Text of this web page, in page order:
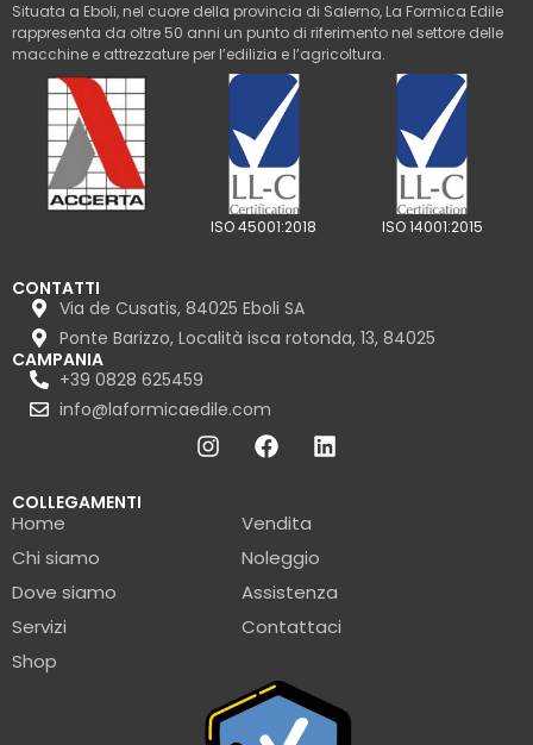
Situata a Eboli, nel cuore della provincia di Salerno, La Formica Edile
rappresenta da oltre 50 anni un punto di riferimento nel settore delle
macchine e attrezzature per l’edilizia e l’agricoltura.
ISO 45001:2018 ISO 14001:2015
CONTATTI
Via de Cusatis, 84025 Eboli SA
Ponte Barizzo, Località isca rotonda, 13, 84025
CAMPANIA
+39 0828 625459
info@laformicaedile.com
COLLEGAMENTI
Home
Chi siamo
Dove siamo
Servizi
Shop
Vendita
Noleggio
Assistenza
Contattaci